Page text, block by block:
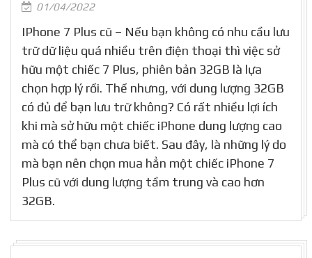
01/04/2022
IPhone 7 Plus cũ – Nếu bạn không có nhu cầu lưu
trữ dữ liệu quá nhiều trên điện thoại thì việc sở
hữu một chiếc 7 Plus, phiên bản 32GB là lựa
chọn hợp lý rồi. Thế nhưng, với dung lượng 32GB
có đủ để bạn lưu trữ không? Có rất nhiều lợi ích
khi mà sở hữu một chiếc iPhone dung lượng cao
mà có thể bạn chưa biết. Sau đây, là những lý do
mà bạn nên chọn mua hẳn một chiếc iPhone 7
Plus cũ với dung lượng tầm trung và cao hơn
32GB.